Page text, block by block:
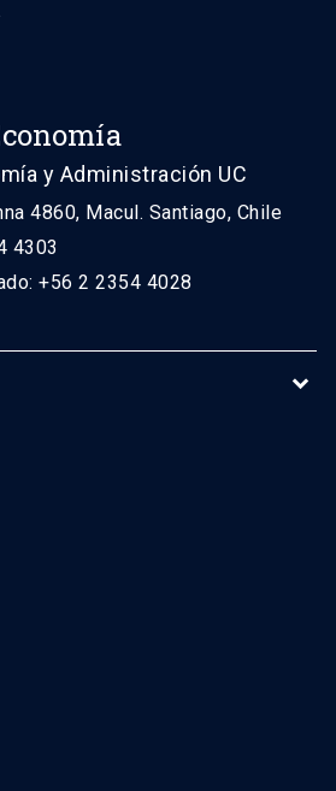
y Administración UC
4860, Macul. Santiago, Chile
4303
+56 2 2354 4028